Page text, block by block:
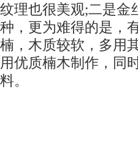
纹理也很美观;二是金
种，更为难得的是，
楠，木质较软，多用
用优质楠木制作，同
料。